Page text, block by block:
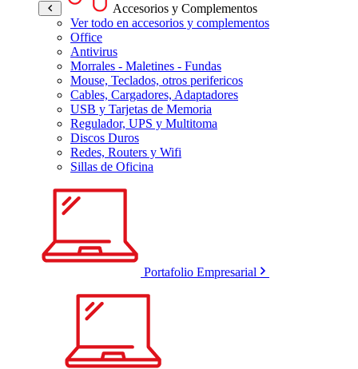
Accesorios y Complementos
Ver todo en accesorios y complementos
Office
Antivirus
Morrales - Maletines - Fundas
Mouse, Teclados, otros perifericos
Cables, Cargadores, Adaptadores
USB y Tarjetas de Memoria
Regulador, UPS y Multitoma
Discos Duros
Redes, Routers y Wifi
Sillas de Oficina
Portafolio Empresarial